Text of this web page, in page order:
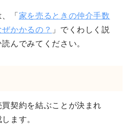
「 家を売るときの仲介手数
かかるの？ 」でくわしく説
んでみてください。
契約を結ぶことが決まれ
ます。